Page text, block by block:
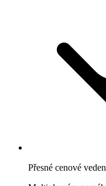
Prohlédněte
Přesné cenové